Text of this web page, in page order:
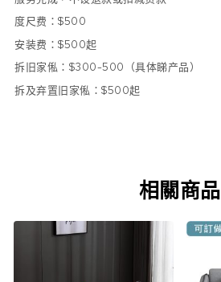
度尺费：$500
安装费：$500起
拆旧家俬：$300-500（具体睇产品）
拆及弃置旧家俬：$500起
相關商品